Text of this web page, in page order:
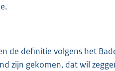
de definitie volgens het
zijn gekomen, dat wil